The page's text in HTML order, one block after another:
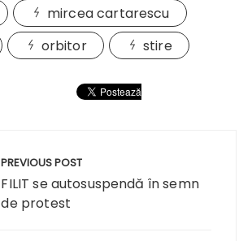
mircea cartarescu
orbitor stire
PREVIOUS POST
FILIT se autosuspendă în semn
de protest